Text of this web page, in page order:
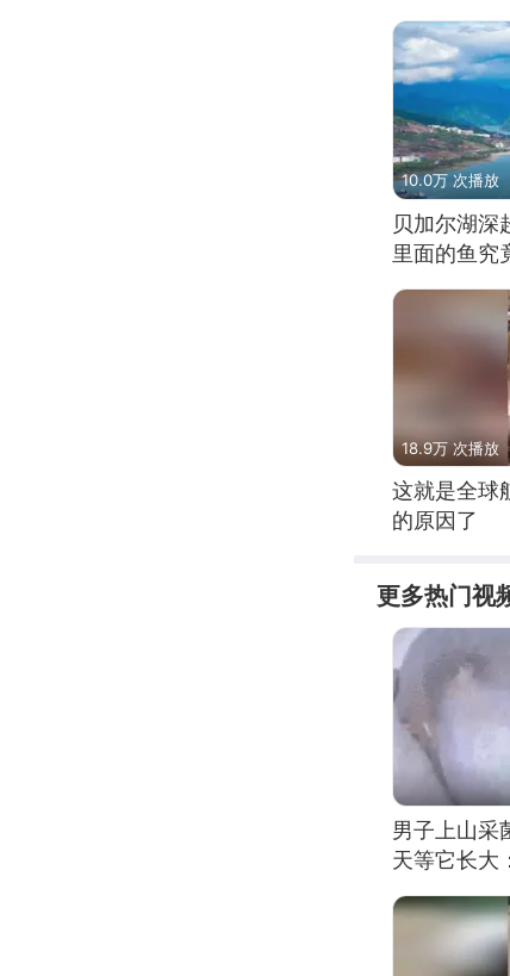
10.0万 次播放
贝加尔湖深
里面的鱼究
18.9万 次播放
这就是全球
的原因了
更多热门视
男子上山采
天等它长大